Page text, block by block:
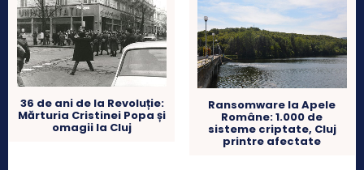
36 de ani de la Revoluție:
Mărturia Cristinei Popa și
omagii la Cluj
Ransomware la Apele
Române: 1.000 de
sisteme criptate, Cluj
printre afectate